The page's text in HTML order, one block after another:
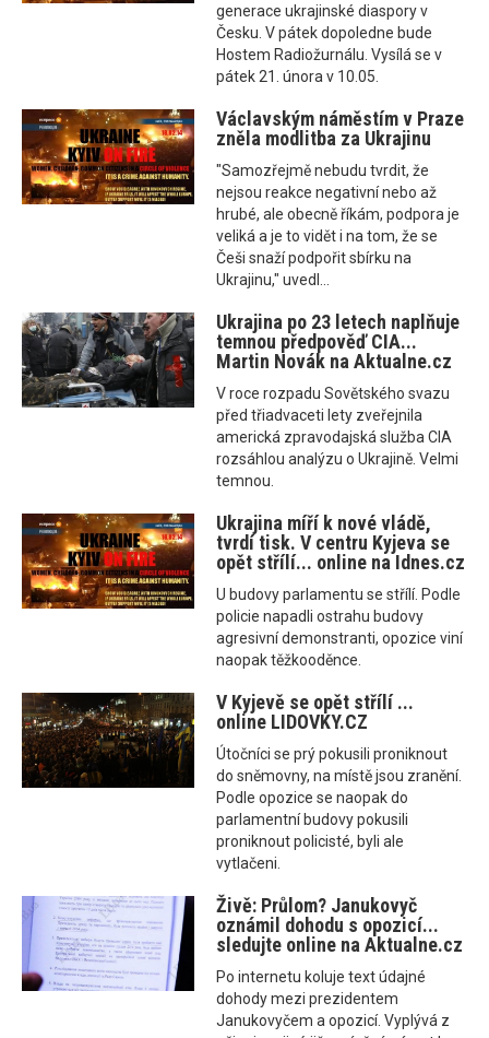
generace ukrajinské diaspory v
Česku. V pátek dopoledne bude
Hostem Radiožurnálu. Vysílá se v
pátek 21. února v 10.05.
Václavským náměstím v Praze
zněla modlitba za Ukrajinu
"Samozřejmě nebudu tvrdit, že
nejsou reakce negativní nebo až
hrubé, ale obecně říkám, podpora je
veliká a je to vidět i na tom, že se
Češi snaží podpořit sbírku na
Ukrajinu," uvedl...
Ukrajina po 23 letech naplňuje
temnou předpověď CIA...
Martin Novák na Aktualne.cz
V roce rozpadu Sovětského svazu
před třiadvaceti lety zveřejnila
americká zpravodajská služba CIA
rozsáhlou analýzu o Ukrajině. Velmi
temnou.
Ukrajina míří k nové vládě,
tvrdí tisk. V centru Kyjeva se
opět střílí... online na Idnes.cz
U budovy parlamentu se střílí. Podle
policie napadli ostrahu budovy
agresivní demonstranti, opozice viní
naopak těžkooděnce.
V Kyjevě se opět střílí ...
online LIDOVKY.CZ
Útočníci se prý pokusili proniknout
do sněmovny, na místě jsou zranění.
Podle opozice se naopak do
parlamentní budovy pokusili
proniknout policisté, byli ale
vytlačeni.
Živě: Průlom? Janukovyč
oznámil dohodu s opozicí...
sledujte online na Aktualne.cz
Po internetu koluje text údajné
dohody mezi prezidentem
Janukovyčem a opozicí. Vyplývá z